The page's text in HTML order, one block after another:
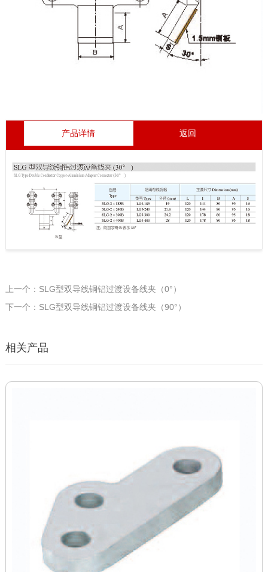
产品详情 返回
上一个：SLG型双导线铜铝过渡设备线夹（0°）
下一个：SLG型双导线铜铝过渡设备线夹（90°）
相关产品